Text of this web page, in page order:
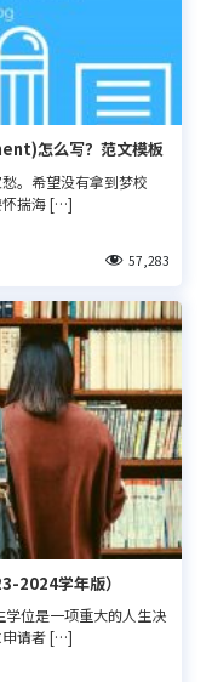
怎么写？范文模板
。希望没有拿到梦校
怀揣海 […]
57,283
2024学年版）
位是一项重大的人生决
申请者 […]